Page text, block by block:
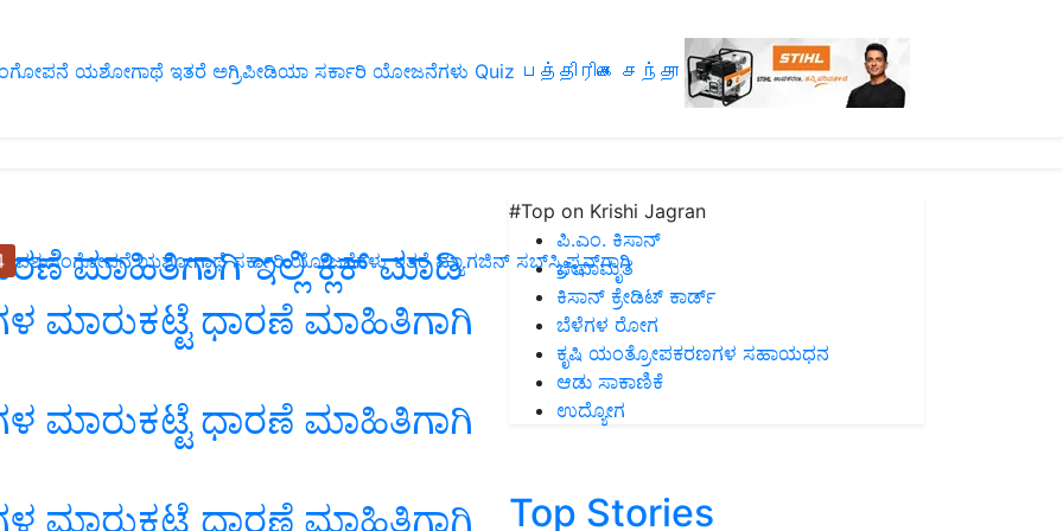
ಯಶೋಗಾಥೆ ಇತರೆ ಅಗ್ರಿಪೀಡಿಯಾ ಸರ್ಕಾರಿ ಯೋಜನೆಗಳು Quiz பத்திரிகை சந்தா
ಪಶುಸಂಗೋಪನೆ ಯಶೋಗಾಥೆ ಸರ್ಕಾರಿ ಯೋಜನೆಗಳು ಇತರೆ ಮ್ಯಾಗಜಿನ್‌ ಸಬ್‌ಸ್ಕ್ರಿಪ್ಷನ್‌ಗಾಗಿ
ಮಾಹಿತಿಗಾಗಿ ಇಲ್ಲಿ ಕ್ಲಿಕ್ ಮಾಡಿ
ಮಾರುಕಟ್ಟೆ ಧಾರಣೆ ಮಾಹಿತಿಗಾಗಿ
ಮಾರುಕಟ್ಟೆ ಧಾರಣೆ ಮಾಹಿತಿಗಾಗಿ
ಮಾರುಕಟ್ಟೆ ಧಾರಣೆ ಮಾಹಿತಿಗಾಗಿ
#Top on Krishi Jagran
ಪಿ.ಎಂ. ಕಿಸಾನ್
ಜೀವಾಮೃತ
ಕಿಸಾನ್ ಕ್ರೇಡಿಟ್ ಕಾರ್ಡ್
ಬೆಳೆಗಳ ರೋಗ
ಕೃಷಿ ಯಂತ್ರೋಪಕರಣಗಳ ಸಹಾಯಧನ
ಆಡು ಸಾಕಾಣಿಕೆ
ಉದ್ಯೋಗ
Top Stories